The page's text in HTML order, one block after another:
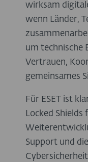
wirksam
wenn Länder,
um technische
Vertrauen,
gemeinsames
Für ESET ist
Locked
Support und